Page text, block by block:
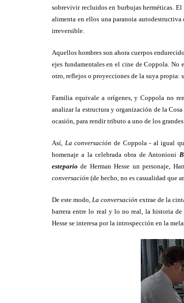
sobrevivir recluidos en burbujas herméticas. El
alimenta en ellos una paranoia
irreversible.
Aquellos hombres son ahora cuerpos
ejes fundamentales en el cine de Coppola.
otro, reflejos o proyecciones de la suya propia:
Familia equivale a orígenes, y Coppola no
analizar la estructura y organización de la
ocasión, para rendir tributo a uno de los
Así, La conversación de Coppola - al igual
homenaje a la celebrada obra de Antonioni
estepariode Herman Hesse un personaje,
conversación (de hecho, no es casualidad que
De este modo, La conversación extrae de la
barrera entre lo real y lo no real, la historia
Hesse se interesa por la introspección en la